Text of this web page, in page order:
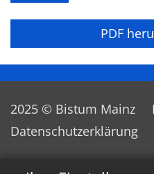
PDF
2025 © Bistum Mainz
Datenschutzerklärung